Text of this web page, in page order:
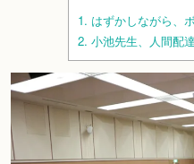
1. はずかしながら、
2. 小池先生、人間配